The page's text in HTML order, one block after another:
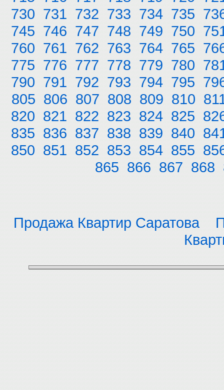
730 731 732 733 734 735
745 746 747 748 749 750
760 761 762 763 764 765
775 776 777 778 779 780
790 791 792 793 794 795
805 806 807 808 809 810
820 821 822 823 824 825
835 836 837 838 839 840
850 851 852 853 854 855
865 866 867 868
Продажа Квартир Саратова